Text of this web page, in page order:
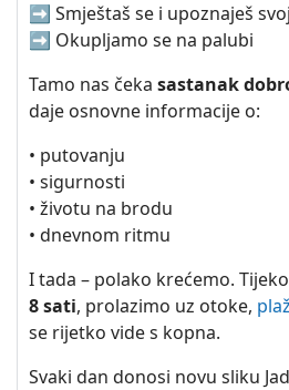
➡️ Smještaš se i upoznaješ
➡️ Okupljamo se na palubi
Tamo nas čeka sastanak
daje osnovne informacije o:
• putovanju
• sigurnosti
• životu na brodu
• dnevnom ritmu
I tada – polako krećemo.
8 sati, prolazimo uz otoke,
se rijetko vide s kopna.
Svaki dan donosi novu sliku